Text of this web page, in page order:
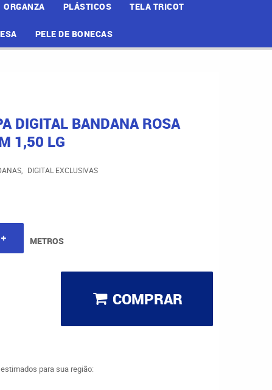
ORGANZA PLÁSTICOS TELA TRICOT
PELE DE BONECAS
DIGITAL BANDANA ROSA
1,50 LG
DIGITAL EXCLUSIVAS
METROS
COMPRAR
para sua região: